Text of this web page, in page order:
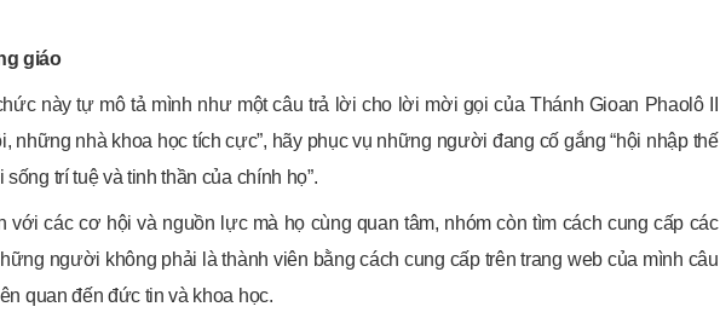
giáo
này tự mô tả mình như một câu trả lời cho lời mời gọi của Thánh Gioan Phaolô II
những nhà khoa học tích cực”, hãy phục vụ những người đang cố gắng “hội nhập thế
trí tuệ và tinh thần của chính họ”.
với các cơ hội và nguồn lực mà họ cùng quan tâm, nhóm còn tìm cách cung cấp các
người không phải là thành viên bằng cách cung cấp trên trang web của mình câu
quan đến đức tin và khoa học.